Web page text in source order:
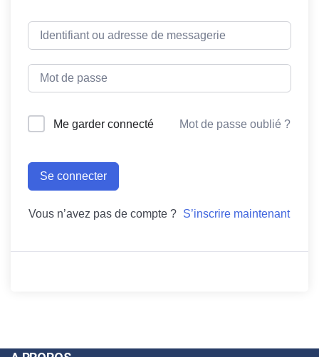
Me garder connecté Mot de passe oublié ?
Se connecter
Vous n’avez pas de compte ? S’inscrire maintenant